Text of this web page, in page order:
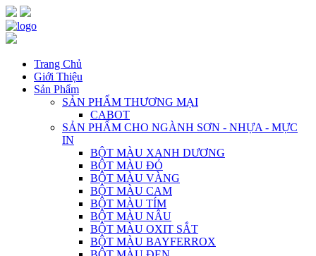
Trang Chủ
Giới Thiệu
Sản Phẩm
SẢN PHẨM THƯƠNG MẠI
CABOT
SẢN PHẨM CHO NGÀNH SƠN - NHỰA - MỰC
IN
BỘT MÀU XANH DƯƠNG
BỘT MÀU ĐỎ
BỘT MÀU VÀNG
BỘT MÀU CAM
BỘT MÀU TÍM
BỘT MÀU NÂU
BỘT MÀU OXIT SẮT
BỘT MÀU BAYFERROX